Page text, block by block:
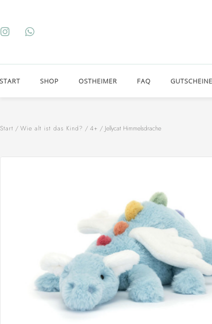
START SHOP OSTHEIMER FAQ GUTSCHEINE
Start / Wie alt ist das Kind? / 4+ / Jellycat Himmelsdrache